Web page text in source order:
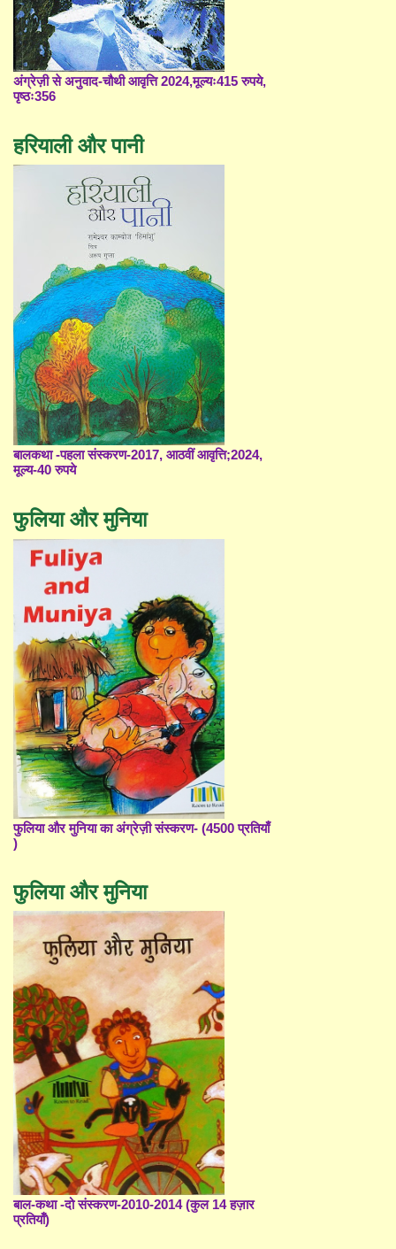
अंग्रेज़ी से अनुवाद-चौथी आवृत्ति 2024,मूल्यः415 रुपये,
पृष्ठः356
हरियाली और पानी
बालकथा -पहला संस्करण-2017, आठवीं आवृत्ति;2024,
मूल्य-40 रुपये
फुलिया और मुनिया
फुलिया और मुनिया का अंग्रेज़ी संस्करण- (4500 प्रतियाँ
)
फुलिया और मुनिया
बाल-कथा -दो संस्करण-2010-2014 (कुल 14 हज़ार
प्रतियाँ)